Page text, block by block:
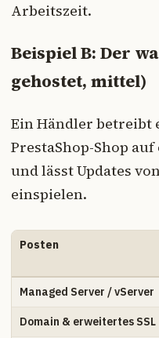
Arbeitszeit.
Beispiel B: Der
gehostet, mittel)
Ein Händler betreibt
PrestaShop-Shop
und lässt Updates
einspielen.
Posten
Managed Server / vServer
Domain & erweitertes SSL